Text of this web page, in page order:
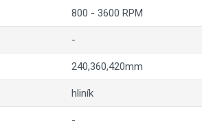
800 - 3600 RPM
-
240,360,420mm
hliník